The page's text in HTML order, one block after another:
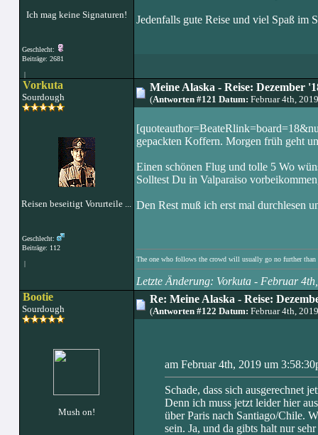
Ich mag keine Signaturen!
Geschlecht:
Beiträge: 2681
|
Jedenfalls gute Reise und viel Spaß im
Vorkuta
Sourdough
Reisen beseitigt Vorurteile ...
Geschlecht:
Beiträge: 112
|
Meine Alaska - Reise: Dezember
(Antworten #121 Datum: Februar 4th,
gepackten Koffern. Morgen früh geht
Einen schönen Flug und tolle 5 Wo
Solltest Du in Valparaiso
Den Rest muß ich erst mal durchlesen
The one who follows the crowd will usually go no further than
Letzte Änderung: Vorkuta - Februar
Bootie
Sourdough
Mush on!
Re: Meine Alaska - Reise:
(Antworten #122 Datum: Februar 4th,
am Februar 4th, 2019 um
Schade, dass sich ausgerechnet
Denn ich muss jetzt leider hier
über Paris nach Santiago/Chile.
sein. Ja, und da gibts halt nur